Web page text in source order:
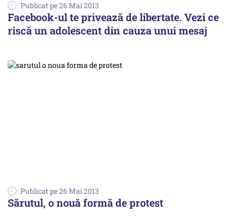
Publicat pe 26 Mai 2013
Facebook-ul te privează de libertate. Vezi ce
riscă un adolescent din cauza unui mesaj
Publicat pe 26 Mai 2013
Sărutul, o nouă formă de protest